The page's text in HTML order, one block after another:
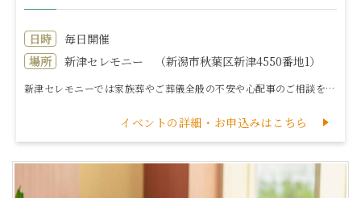
日時
毎日開催
場所
新津セレモニー （新潟市秋葉区新津4550番地1）
新津セレモニーでは家族葬やご葬儀全般の不安や心配事のご相談を承ります。□家族葬ってどんな葬儀？□ご葬儀の費用や見積もり□最近の葬儀事情や流れ□いまから...
イベントの詳細・お申込みはこちら